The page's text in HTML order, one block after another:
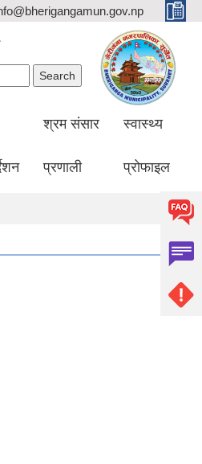
श्रम संसार
प्रणाली
स्वास्थ्य
प्रोफाइल